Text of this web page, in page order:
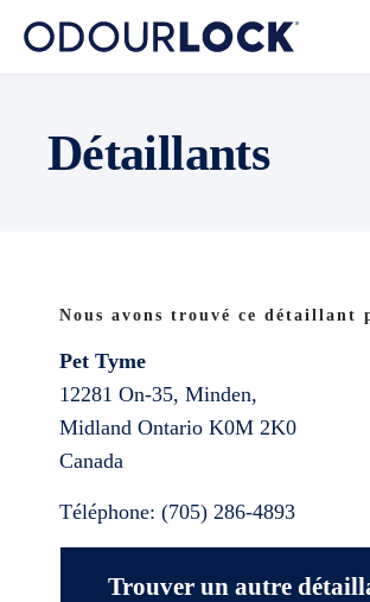
Détaillants
Nous avons trouvé ce détaillant
Pet Tyme
12281 On-35, Minden,
Midland Ontario K0M 2K0
Canada
Téléphone: (705) 286-4893
Trouver un autre